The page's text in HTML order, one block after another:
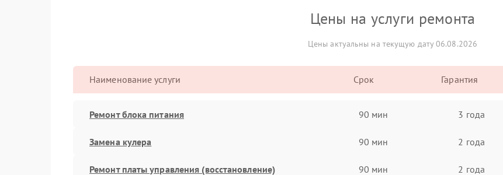
Цены на услуги ремонта
Цены актуальны на текущую дату 06.08.2026
Наименование услуги Срок Гарантия
Ремонт блока питания 90 мин 3 года
Замена кулера 90 мин 2 года
Ремонт платы управления (восстановление) 90 мин 2 года